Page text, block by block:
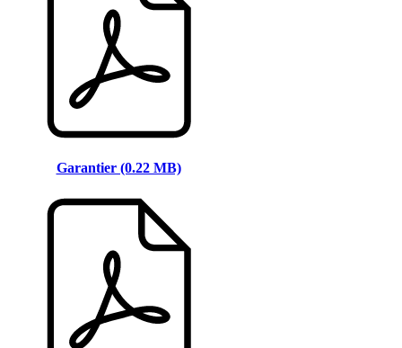
Garantier (0.22 MB)